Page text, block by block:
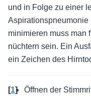
und in Folge zu einer
Aspirationspneumonie
minimieren muss man
nüchtern sein. Ein
ein Zeichen des
[1] Öffnen der